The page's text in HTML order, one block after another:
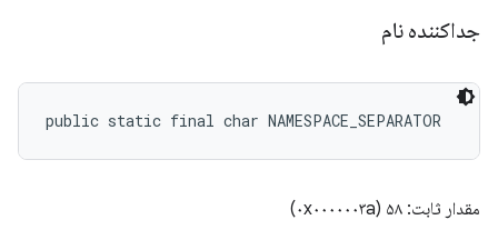
جداکننده نام
public static final char NAMESPACE_SEPARATOR
مقدار ثابت: ۵۸ (۰x۰۰۰۰۰۰۳a)